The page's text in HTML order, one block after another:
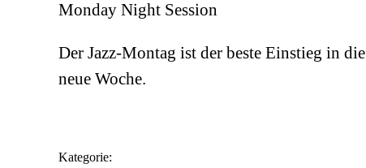
Monday Night Session
Der Jazz-Montag ist der beste Einstieg in die
neue Woche.
Kategorie: